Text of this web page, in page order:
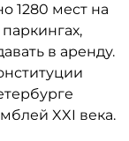
1280 мест на
в аренду.
XXI века.